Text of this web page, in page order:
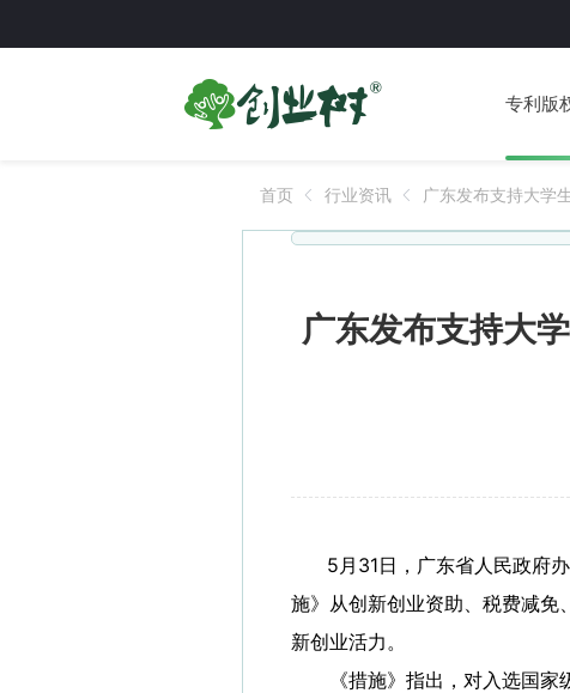
专利版
首页 行业资讯
广东发布支持大学
广东发布支持大
5月31日，广东省人民政府办
施》从创新创业资助、税费减免
新创业活力。
《措施》指出，对入选国家级